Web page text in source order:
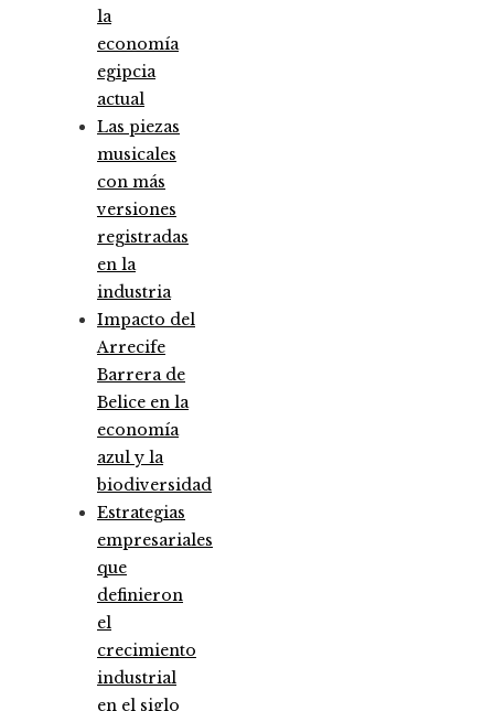
la
economía
egipcia
actual
Las piezas
musicales
con más
versiones
registradas
en la
industria
Impacto del
Arrecife
Barrera de
Belice en la
economía
azul y la
biodiversidad
Estrategias
empresariales
que
definieron
el
crecimiento
industrial
en el siglo